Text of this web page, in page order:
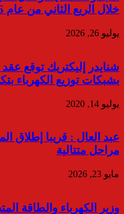
خلال الربع الثاني من عام 2026
يوليو 26, 2026
بشبكات توزيع الكهرباء بتكلفة 4,6
يوليو 14, 2020
عبد العال : قريبا إطلاق
مراحل متتالية
مايو 23, 2026
وزير الكهرباء والطاقة